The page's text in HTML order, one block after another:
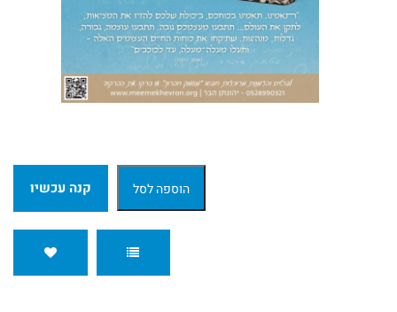
קנה עכשיו הוספה לסל